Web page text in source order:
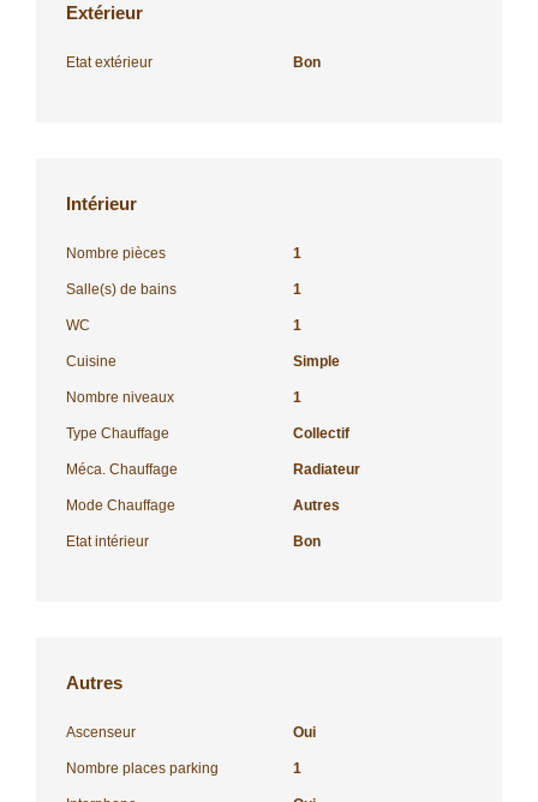
Extérieur
Etat extérieur Bon
Intérieur
Nombre pièces 1
Salle(s) de bains 1
WC 1
Cuisine Simple
Nombre niveaux 1
Type Chauffage Collectif
Méca. Chauffage Radiateur
Mode Chauffage Autres
Etat intérieur Bon
Autres
Ascenseur Oui
Nombre places parking 1